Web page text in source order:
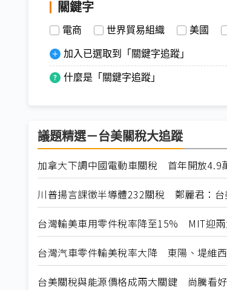
關鍵字
電商 世界貿易組織 美國
加入已選取到「關鍵字追蹤」
什麼是「關鍵字追蹤」
議題精選－台美關稅大追蹤
加拿大下調中國電動車關稅 首年開放4.9
川普揚言課徵半導體232關稅 鄭麗君：台
台灣輸美車用零件稅率降至15% MIT迎
台灣汽車零件輸美稅率大降 東陽、堤維
台美關稅與能源價格成兩大關鍵 尚騰看